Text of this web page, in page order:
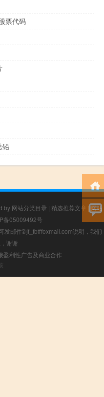
票代码
铅
by 网站分类目录 | 精选推荐文章 |网站
备05009492号
发邮件到f_fb#foxmail.com说明，我们
谢谢
盈利性广告及商业合作